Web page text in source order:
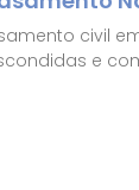
civil
e